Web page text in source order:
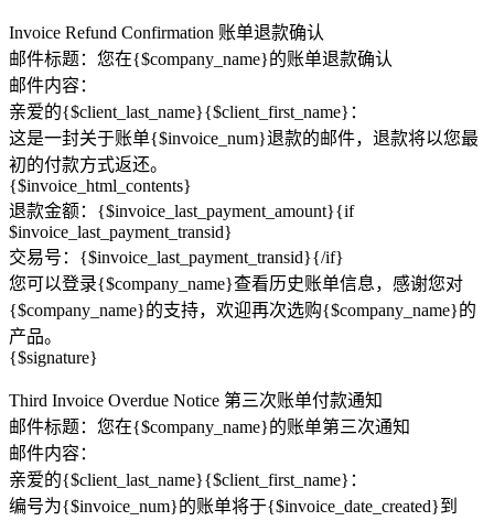
Invoice Refund Confirmation 账单退款确认
邮件标题：您在{$company_name}的账单退款确认
邮件内容：
亲爱的{$client_last_name}{$client_first_name}：
这是一封关于账单{$invoice_num}退款的邮件，退款将以您最
初的付款方式返还。
{$invoice_html_contents}
退款金额：{$invoice_last_payment_amount}{if
$invoice_last_payment_transid}
交易号：{$invoice_last_payment_transid}{/if}
您可以登录{$company_name}查看历史账单信息，感谢您对
{$company_name}的支持，欢迎再次选购{$company_name}的
产品。
{$signature}
Third Invoice Overdue Notice 第三次账单付款通知
邮件标题：您在{$company_name}的账单第三次通知
邮件内容：
亲爱的{$client_last_name}{$client_first_name}：
编号为{$invoice_num}的账单将于{$invoice_date_created}到